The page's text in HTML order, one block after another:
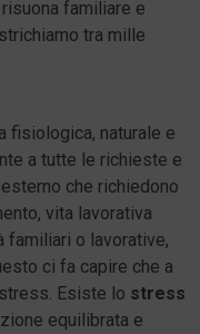
familiare e
tra mille
fisiologica, naturale e
a tutte le richieste e
che richiedono
vita lavorativa
o lavorative,
ci fa capire che a
Esiste lo stress
equilibrata e